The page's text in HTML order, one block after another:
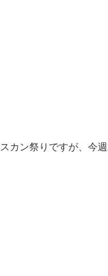
カン祭りですが、今